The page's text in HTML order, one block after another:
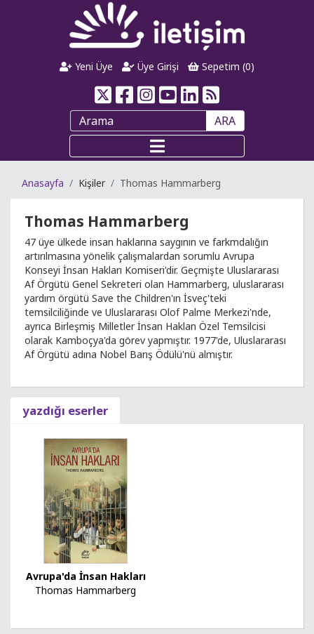
Yeni Üye Üye Girişi Sepetim (0)
ARA
Anasayfa Kişiler Thomas Hammarberg
Thomas Hammarberg
47 üye ülkede insan haklarına saygının ve farkmdalığın
artırılmasına yönelik çalışmalardan sorumlu Avrupa
Konseyi İnsan Hakları Komiseri'dir. Geçmişte Uluslararası
Af Örgütü Genel Sekreteri olan Hammarberg, uluslararası
yardım örgütü Save the Children'ın İsveç'teki
temsilciliğinde ve Uluslararası Olof Palme Merkezi'nde,
ayrıca Birleşmiş Milletler İnsan Haklan Özel Temsilcisi
olarak Kamboçya'da görev yapmıştır. 1977'de, Uluslararası
Af Örgütü adına Nobel Barış Ödülü'nü almıştır.
yazdığı eserler
Avrupa'da İnsan Hakları
Thomas Hammarberg